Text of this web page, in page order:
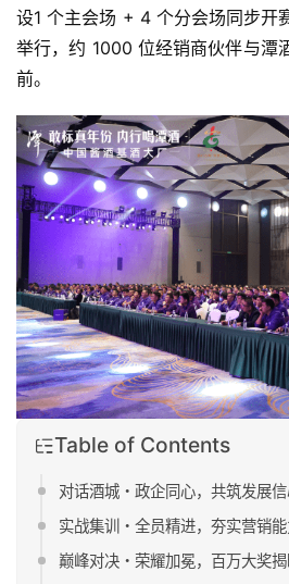
设1 个主会场 + 4 个分会场同步开
举行，约 1000 位经销商伙伴与潭
前。
Table of Contents
对话酒城・政企同心，共筑发展
实战集训・全员精进，夯实营销能
巅峰对决・荣耀加冕，百万大奖